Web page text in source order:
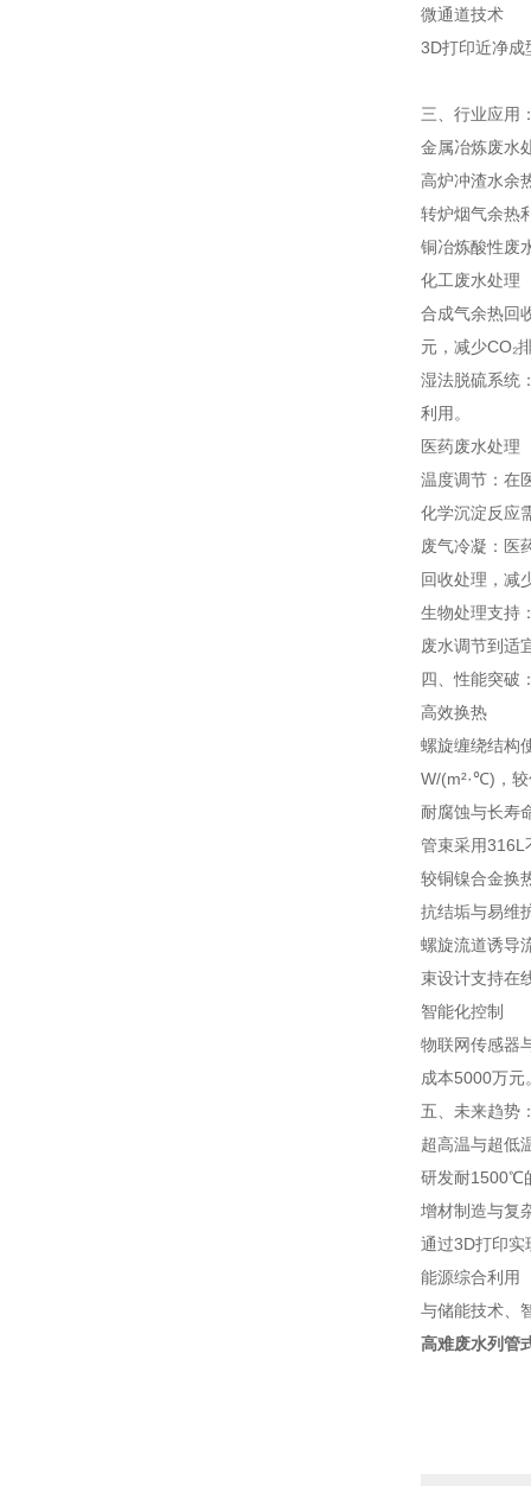
微通道技术
3D打印近净成
三、行业应用
金属冶炼废水
高炉冲渣水余
转炉烟气余热
铜冶炼酸性废
化工废水处理
合成气余热回
元，减少CO₂
湿法脱硫系统
利用。
医药废水处理
温度调节：在
化学沉淀反应
废气冷凝：医
回收处理，减
生物处理支持
废水调节到适
四、性能突破
高效换热
螺旋缠绕结构
W/(m²·℃)，
耐腐蚀与长寿
管束采用316L
较铜镍合金换
抗结垢与易维
螺旋流道诱导
束设计支持在
智能化控制
物联网传感器
成本5000万元
五、未来趋势
超高温与超低
研发耐1500℃
增材制造与复
通过3D打印实
能源综合利用
与储能技术、
高难废水列管